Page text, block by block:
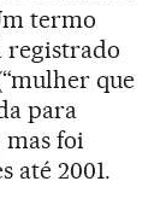
termo
registrado
que
para
foi
até 2001.